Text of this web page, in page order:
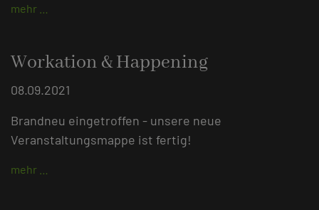
mehr …
Workation & Happening
08.09.2021
Brandneu eingetroffen - unsere neue
Veranstaltungsmappe ist fertig!
mehr …